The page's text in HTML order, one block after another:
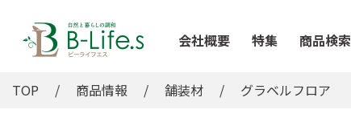
会社概要 特集 商品検索
TOP 商品情報 舗装材 グラベルフロア